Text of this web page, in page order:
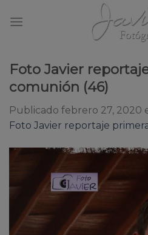
Foto Javier
comunión (46)
Publicado febrero 27, 2020
Foto Javier reportaje